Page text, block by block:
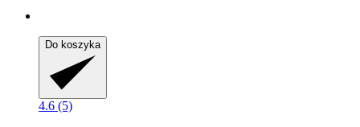
Do koszyka
4.6 (5)